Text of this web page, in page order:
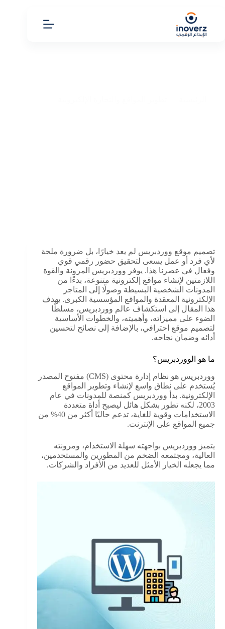
تصميم موقع ووردبريس لم يعد خيارًا، بل ضرورة ملحة
لأي فرد أو عمل يسعى لتحقيق حضور رقمي قوي
وفعال في عصرنا هذا. يوفر ووردبريس المرونة والقوة
اللازمتين لإنشاء مواقع إلكترونية متنوعة، بدءًا من
المدونات الشخصية البسيطة وصولًا إلى المتاجر
الإلكترونية المعقدة والمواقع المؤسسية الكبرى. يهدف
هذا المقال إلى استكشاف عالم ووردبريس، مسلطًا
الضوء على مميزاته، وأهميته، والخطوات الأساسية
لتصميم موقع احترافي، بالإضافة إلى نصائح لتحسين
أدائه وضمان نجاحه.
ما هو الووردبريس؟
ووردبريس هو نظام إدارة محتوى (CMS) مفتوح المصدر
يُستخدم على نطاق واسع لإنشاء وتطوير المواقع
الإلكترونية. بدأ ووردبريس كمنصة للمدونات في عام
2003، لكنه تطور بشكل هائل ليصبح أداة متعددة
الاستخدامات وقوية للغاية، تدعم حاليًا أكثر من 40% من
جميع المواقع على الإنترنت.
يتميز ووردبريس بواجهته سهلة الاستخدام، ومرونته
العالية، ومجتمعه الضخم من المطورين والمستخدمين،
مما يجعله الخيار الأمثل للعديد من الأفراد والشركات.